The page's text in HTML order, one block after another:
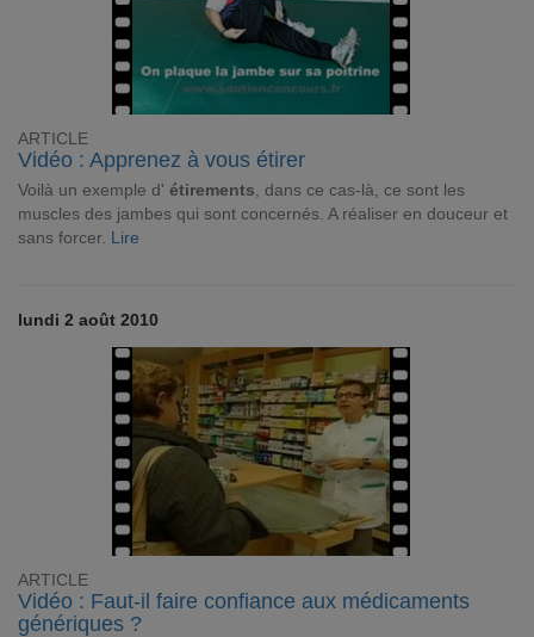
ARTICLE
Vidéo : Apprenez à vous étirer
Voilà un exemple d' étirements , dans ce cas-là, ce sont les
muscles des jambes qui sont concernés. A réaliser en douceur et
sans forcer. Lire
lundi 2 août 2010
ARTICLE
Vidéo : Faut-il faire confiance aux médicaments
génériques ?